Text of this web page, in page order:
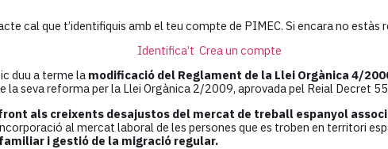
cal que t’identifiquis amb el teu compte de PIMEC. Si encara no
Identifica’t Crea un compte
duu a terme la modificació del Reglament de la Llei Orgànica 4/
la seva reforma per la Llei Orgànica 2/2009, aprovada pel Reial Decret
als creixents desajustos del mercat de treball espanyol
al mercat laboral de les persones que es troben en territori
i gestió de la migració regular.